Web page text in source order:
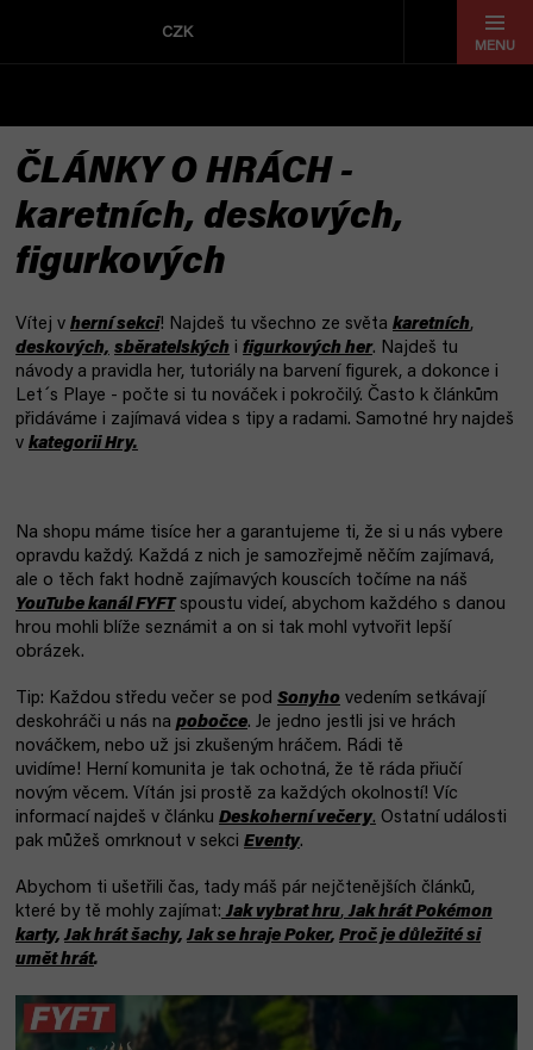
CZK
ČLÁNKY O HRÁCH -
karetních, deskových,
figurkových
Vítej v herní sekci! Najdeš tu všechno ze světa karetních,
deskových, sběratelských i figurkových her. Najdeš tu
návody a pravidla her, tutoriály na barvení figurek, a dokonce i
Let´s Playe - počte si tu nováček i pokročilý. Často k článkům
přidáváme i zajímavá videa s tipy a radami. Samotné hry najdeš
v kategorii Hry.
Na shopu máme tisíce her a garantujeme ti, že si u nás vybere
opravdu každý. Každá z nich je samozřejmě něčím zajímavá,
ale o těch fakt hodně zajímavých kouscích točíme na náš
YouTube kanál FYFTspoustu videí, abychom každého s danou
hrou mohli blíže seznámit a on si tak mohl vytvořit lepší
obrázek.
Tip: Každou středu večer se pod Sonyho vedením setkávají
deskohráči u nás na pobočce. Je jedno jestli jsi ve hrách
nováčkem, nebo už jsi zkušeným hráčem. Rádi tě
uvidíme! Herní komunita je tak ochotná, že tě ráda přiučí
novým věcem. Vítán jsi prostě za každých okolností! Víc
informací najdeš v článku Deskoherní večery. Ostatní události
pak můžeš omrknout v sekci Eventy.
Abychom ti ušetřili čas, tady máš pár nejčtenějších článků,
které by tě mohly zajímat: Jak vybrat hru,Jak hrát Pokémon
karty,Jak hrát šachy,Jak se hraje Poker, Proč je důležité si
umět hrát.
V
ý